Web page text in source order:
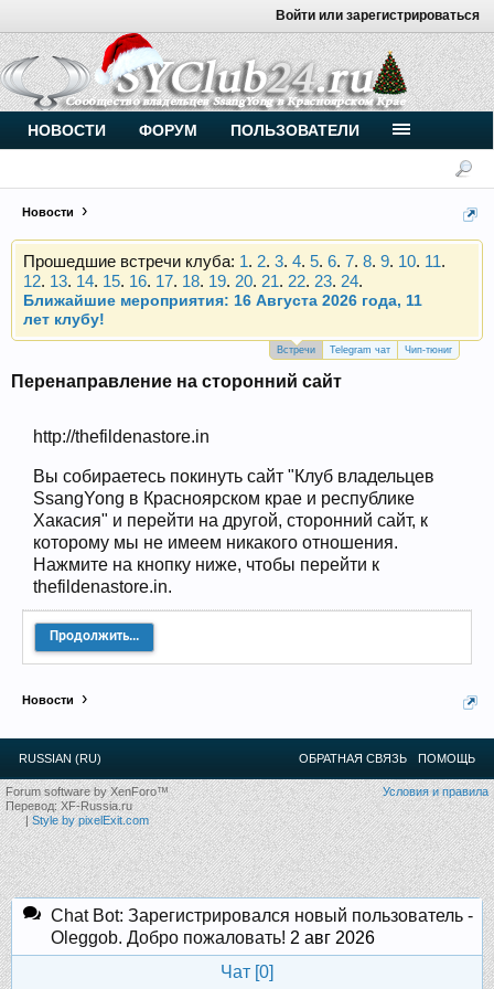
Войти или зарегистрироваться
Новости
Внимание, новые участники нашего клуба!
Основное общение происходит вTelegram-чате.
Присоединяйтесь.
Чип-тюнинг (прошивка) дизелей от
12
19 20 .21. 22 .23. 24
Ближайшие мероприятия: 16 Августа 2026 года, 11
лет клубу!
Внимание, новые участники нашего клуба!
Основное общение происходит вTelegram-чате.
Vahmurka
Прошедшие встречи клуба:1.2 .3.4.5 .6.7.8.9.10
12.13.14.15.16.17.18 .19.20.21 .22.23.24.
Ближайшие мероприятия: 16 Августа 2026 года, 11
лет клубу!
Встречи Telegram чат Чип-тюниг
Перенаправление на сторонний сайт
http://thefildenastore.in
Вы собираетесь покинуть сайт "Клуб владельцев
SsangYong в Красноярском крае и республике
Хакасия" и перейти на другой, сторонний сайт, к
которому мы не имеем никакого отношения.
Нажмите на кнопку ниже, чтобы перейти к
thefildenastore.in.
Продолжить...
Новости
НОВОСТИ ФОРУМ ПОЛЬЗОВАТЕЛИ
RUSSIAN (RU) ОБРАТНАЯ СВЯЗЬ ПОМОЩЬ
Условия и правила
Forum software by XenForo™
Перевод:XF-Russia.ru
|Style by pixelExit.com
Chat Bot: Зарегистрировался новый пользователь -
Oleggob. Добро пожаловать! 2 авг 2026
Чат [0]